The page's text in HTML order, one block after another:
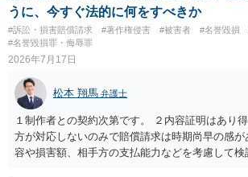
うに、今すぐ法的に何をすべきか
#訴訟・損害賠償請求 #著作権侵害 #被害者 #名誉毀損
#名誉毀損罪・侮辱罪
2026年7月17日
松本 翔馬 弁護士
１制作者との契約次第です。 ２内容証明はあり
方が対応しないのみで賠償請求は時期尚早の感
容や損害額、相手方の支払能力などを考慮して